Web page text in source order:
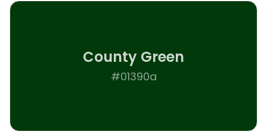
County Green
#01390a